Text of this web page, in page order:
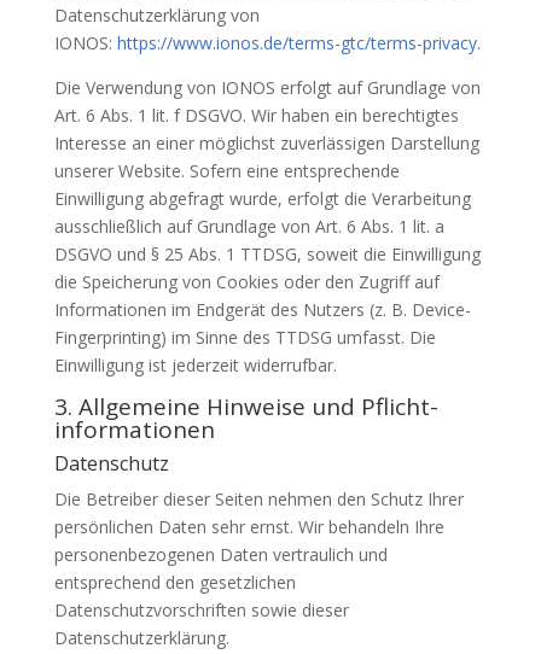
Datenschutzerklärung von
IONOS: https://www.ionos.de/terms-gtc/terms-privacy.
Die Verwendung von IONOS erfolgt auf Grundlage von
Art. 6 Abs. 1 lit. f DSGVO. Wir haben ein berechtigtes
Interesse an einer möglichst zuverlässigen Darstellung
unserer Website. Sofern eine entsprechende
Einwilligung abgefragt wurde, erfolgt die Verarbeitung
ausschließlich auf Grundlage von Art. 6 Abs. 1 lit. a
DSGVO und § 25 Abs. 1 TTDSG, soweit die Einwilligung
die Speicherung von Cookies oder den Zugriff auf
Informationen im Endgerät des Nutzers (z. B. Device-
Fingerprinting) im Sinne des TTDSG umfasst. Die
Einwilligung ist jederzeit widerrufbar.
3. Allgemeine Hinweise und Pflicht­
informationen
Datenschutz
Die Betreiber dieser Seiten nehmen den Schutz Ihrer
persönlichen Daten sehr ernst. Wir behandeln Ihre
personenbezogenen Daten vertraulich und
entsprechend den gesetzlichen
Datenschutzvorschriften sowie dieser
Datenschutzerklärung.